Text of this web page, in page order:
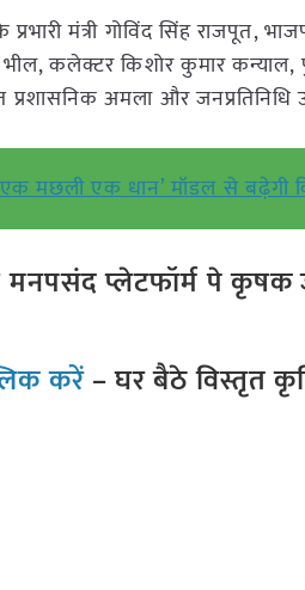
मंत्री गोविंद सिंह राजपूत,
भील, कलेक्टर किशोर कुमार
अमला और जनप्रतिनिधि
मछली एक धान’ मॉडल से बढ़ेगी
प्लेटफॉर्म पे
करें– घर बैठे विस्तृत